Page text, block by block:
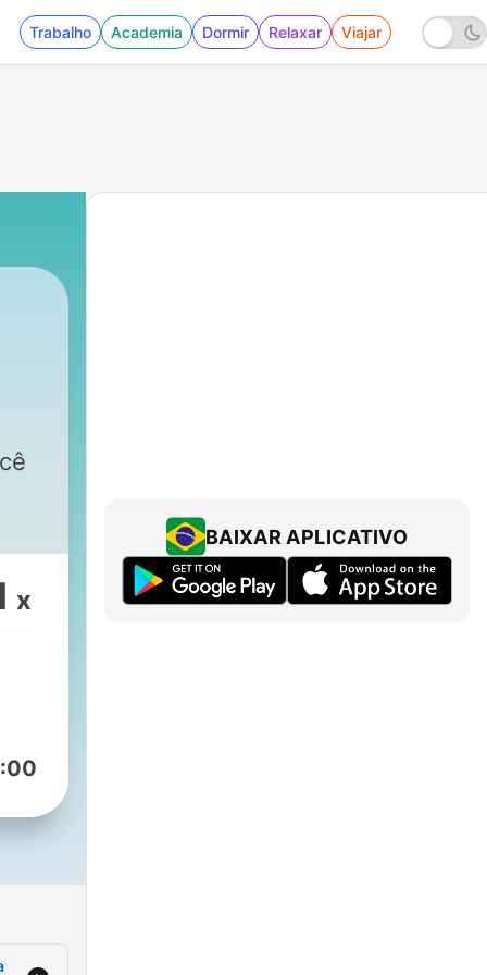
Trabalho Academia Dormir Relaxar Viajar
x
BAIXAR APLICATIVO